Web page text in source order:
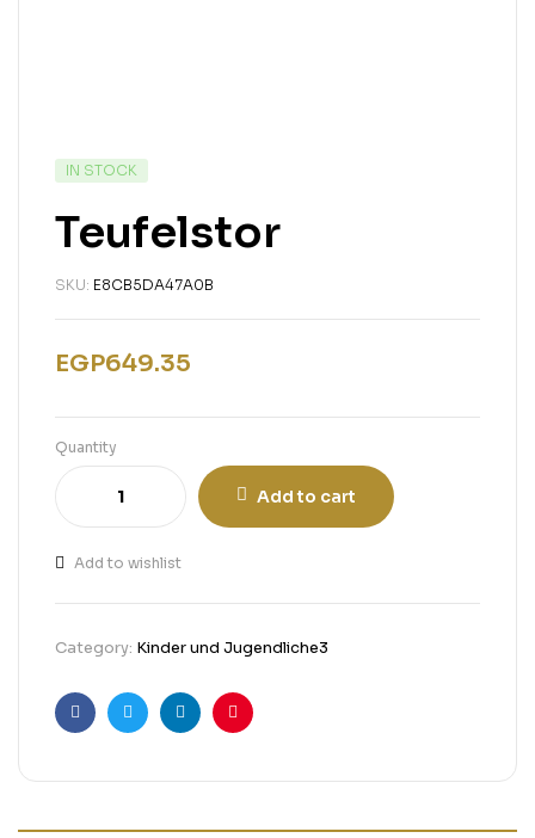
IN STOCK
Teufelstor
SKU: E8CB5DA47A0B
EGP649.35
Quantity
Add to cart
Add to wishlist
Category: Kinder und Jugendliche3
FacebookTwitterLinkedinPinterest